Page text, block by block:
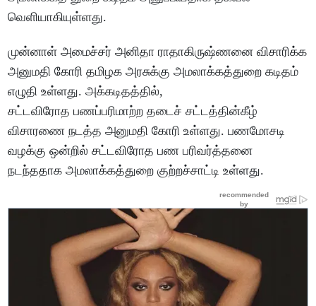
வெளியாகியுள்ளது.
முன்னாள் அமைச்சர் அனிதா ராதாகிருஷ்ணனை விசாரிக்க
அனுமதி கோரி தமிழக அரசுக்கு அமலாக்கத்துறை கடிதம்
எழுதி உள்ளது. அக்கடிதத்தில்,
சட்டவிரோத பணப்பரிமாற்ற தடைச் சட்டத்தின்கீழ்
விசாரணை நடத்த அனுமதி கோரி உள்ளது. பணமோசடி
வழக்கு ஒன்றில் சட்டவிரோத பண பரிவர்த்தனை
நடந்ததாக அமலாக்கத்துறை குற்றச்சாட்டி உள்ளது.